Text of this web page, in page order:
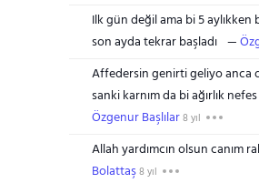
Ilk gün değil ama bi 5 aylıkken
son ayda tekrar başladı
Affedersin genirti geliyo anca
sanki karnım da bi ağırlık
Özgenur Başlılar8 yıl
Allah yardımcın olsun canım
Bolattaş8 yıl